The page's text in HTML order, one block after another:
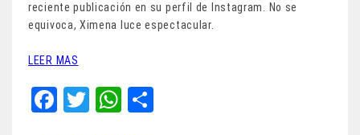
reciente publicación en su perfil de Instagram. No se
equivoca, Ximena luce espectacular.
LEER MAS
Fa T
W